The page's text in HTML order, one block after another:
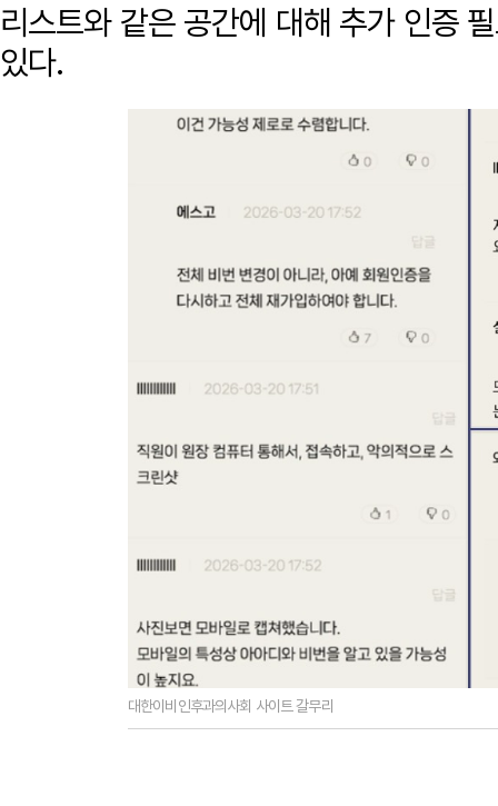
리스트와 같은 공간에 대해 추가 인증
있다.
대한이비인후과의사회 사이트 갈무리